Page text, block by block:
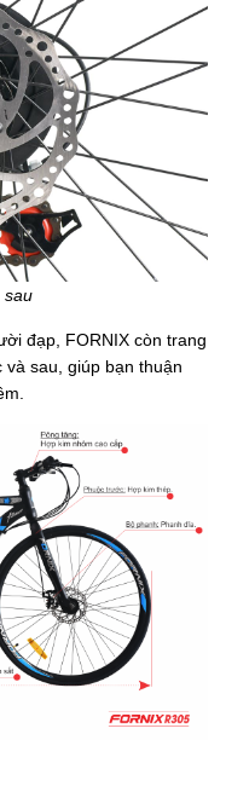
sau
đạp, FORNIX còn trang
sau, giúp bạn thuận